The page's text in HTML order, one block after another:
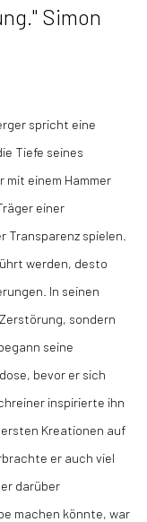
Simon
spricht eine
Tiefe seines
mit einem Hammer
einer
spielen.
werden, desto
In seinen
sondern
seine
bevor er sich
inspirierte ihn
Kreationen auf
er auch viel
darüber
machen könnte, war